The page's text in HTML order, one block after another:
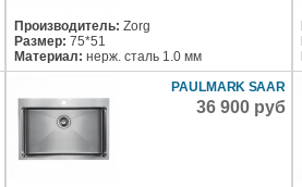
Производитель: Zorg
Размер: 75*51
Материал:нерж. сталь 1.0 мм
PAULMARK SAAR
36 900 руб